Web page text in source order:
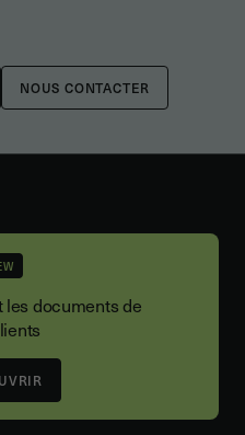
NOUS CONTACTER
documents de